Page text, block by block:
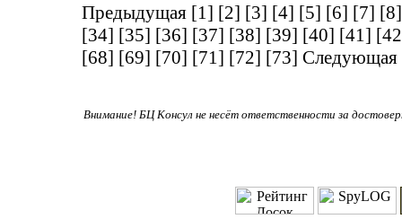
Предыдущая [1] [2] [3] [4] [5] [6] [7]
[34] [35] [36] [37] [38] [39] [40] [41]
[68] [69] [70] [71] [72] [73] Следующая
Внимание! БЦ Консул не несёт ответственности за